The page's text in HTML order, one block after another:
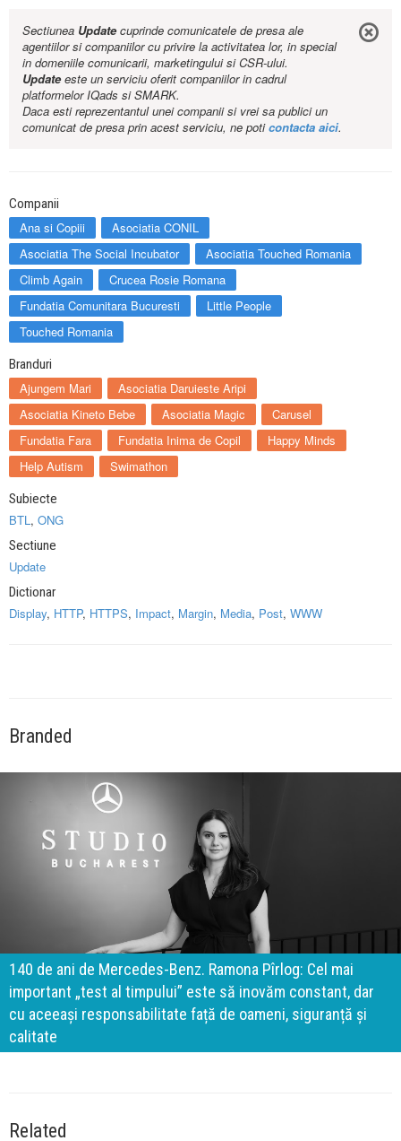
Sectiunea Updatecuprinde comunicatele de presa ale
agentiilor si companiilor cu privire la activitatea lor, in special
in domeniile comunicarii, marketingului si CSR-ului.
Updateeste un serviciu oferit companiilor in cadrul
platformelor IQads si SMARK.
Daca esti reprezentantul unei companii si vrei sa publici un
comunicat de presa prin acest serviciu, ne poticontacta aici.
Companii
Ana si Copiii
Asociatia CONIL
Asociatia The Social Incubator
Asociatia Touched Romania
Climb Again
Crucea Rosie Romana
Fundatia Comunitara Bucuresti
Little People
Touched Romania
Branduri
Ajungem Mari
Asociatia Daruieste Aripi
Asociatia Kineto Bebe
Asociatia Magic
Carusel
Fundatia Fara
Fundatia Inima de Copil
Happy Minds
Help Autism
Swimathon
Subiecte
BTL , ONG
Sectiune
Update
Dictionar
Display, HTTP, HTTPS, Impact, Margin, Media, Post, WWW
Branded
140 de ani de Mercedes-Benz. Ramona Pîrlog: Cel mai
important „test al timpului” este să inovăm constant, dar
cu aceeași responsabilitate față de oameni, siguranță și
calitate
Related